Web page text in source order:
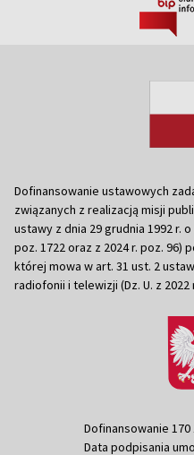
Dofinansowanie ustawowych
związanych z realizacją misji
ustawy z dnia 29 grudnia 1992 r.
poz. 1722 oraz z 2024 r. poz.
której mowa w art. 31 ust. 2
radiofonii i telewizji (Dz. U. z 2022
Dofinansowanie 170
Data podpisania